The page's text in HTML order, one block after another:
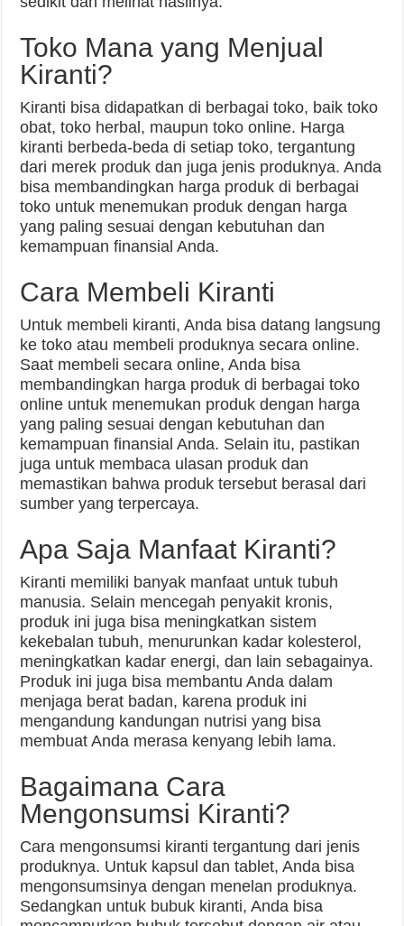
Toko Mana yang Menjual
Kiranti?
Kiranti bisa didapatkan di berbagai toko, baik toko
obat, toko herbal, maupun toko online. Harga
kiranti berbeda-beda di setiap toko, tergantung
dari merek produk dan juga jenis produknya. Anda
bisa membandingkan harga produk di berbagai
toko untuk menemukan produk dengan harga
yang paling sesuai dengan kebutuhan dan
kemampuan finansial Anda.
Cara Membeli Kiranti
Untuk membeli kiranti, Anda bisa datang langsung
ke toko atau membeli produknya secara online.
Saat membeli secara online, Anda bisa
membandingkan harga produk di berbagai toko
online untuk menemukan produk dengan harga
yang paling sesuai dengan kebutuhan dan
kemampuan finansial Anda. Selain itu, pastikan
juga untuk membaca ulasan produk dan
memastikan bahwa produk tersebut berasal dari
sumber yang terpercaya.
Apa Saja Manfaat Kiranti?
Kiranti memiliki banyak manfaat untuk tubuh
manusia. Selain mencegah penyakit kronis,
produk ini juga bisa meningkatkan sistem
kekebalan tubuh, menurunkan kadar kolesterol,
meningkatkan kadar energi, dan lain sebagainya.
Produk ini juga bisa membantu Anda dalam
menjaga berat badan, karena produk ini
mengandung kandungan nutrisi yang bisa
membuat Anda merasa kenyang lebih lama.
Bagaimana Cara
Mengonsumsi Kiranti?
Cara mengonsumsi kiranti tergantung dari jenis
produknya. Untuk kapsul dan tablet, Anda bisa
mengonsumsinya dengan menelan produknya.
Sedangkan untuk bubuk kiranti, Anda bisa